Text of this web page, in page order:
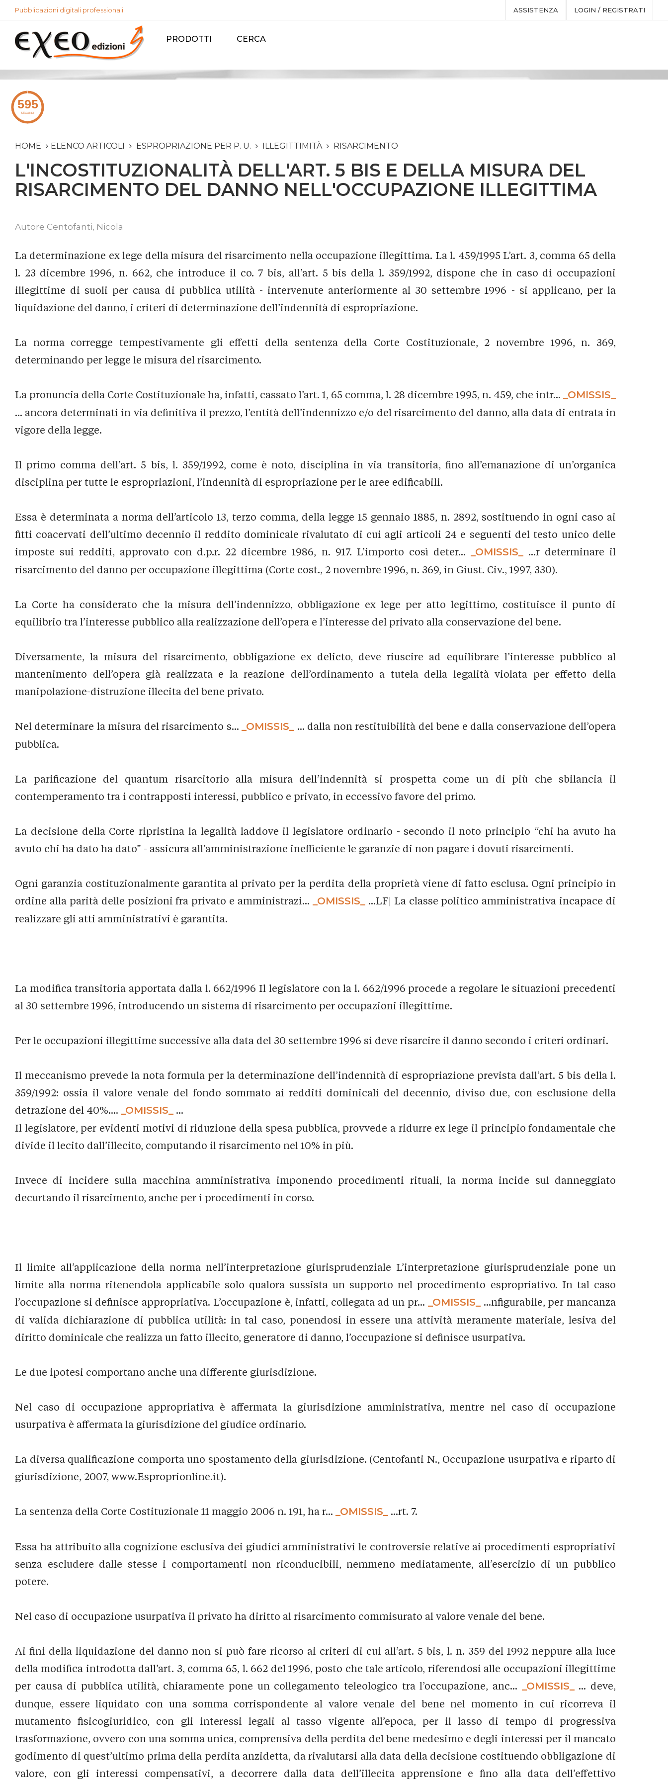
Pubblicazioni digitali professionali ASSISTENZA LOGIN / REGISTRATI
PRODOTTI CERCA
HOME ELENCO ARTICOLI ESPROPRIAZIONE PER P. U. ILLEGITTIMITÀ RISARCIMENTO
L'INCOSTITUZIONALITÀ DELL'ART. 5 BIS E DELLA MISURA DEL
RISARCIMENTO DEL DANNO NELL'OCCUPAZIONE ILLEGITTIMA
Autore Centofanti, Nicola
La determinazione ex lege della misura del risarcimento nella occupazione illegittima. La l. 459/1995 L’art. 3, comma 65 della
l. 23 dicembre 1996, n. 662, che introduce il co. 7 bis, all’art. 5 bis della l. 359/1992, dispone che in caso di occupazioni
illegittime di suoli per causa di pubblica utilità - intervenute anteriormente al 30 settembre 1996 - si applicano, per la
liquidazione del danno, i criteri di determinazione dell’indennità di espropriazione.
La norma corregge tempestivamente gli effetti della sentenza della Corte Costituzionale, 2 novembre 1996, n. 369,
determinando per legge le misura del risarcimento.
La pronuncia della Corte Costituzionale ha, infatti, cassato l’art. 1, 65 comma, l. 28 dicembre 1995, n. 459, che intr... _OMISSIS_
... ancora determinati in via definitiva il prezzo, l’entità dell’indennizzo e/o del risarcimento del danno, alla data di entrata in
vigore della legge.
Il primo comma dell’art. 5 bis, l. 359/1992, come è noto, disciplina in via transitoria, fino all’emanazione di un’organica
disciplina per tutte le espropriazioni, l’indennità di espropriazione per le aree edificabili.
Essa è determinata a norma dell’articolo 13, terzo comma, della legge 15 gennaio 1885, n. 2892, sostituendo in ogni caso ai
fitti coacervati dell’ultimo decennio il reddito dominicale rivalutato di cui agli articoli 24 e seguenti del testo unico delle
imposte sui redditi, approvato con d.p.r. 22 dicembre 1986, n. 917. L’importo così deter...
_OMISSIS_
...r determinare il
risarcimento del danno per occupazione illegittima (Corte cost., 2 novembre 1996, n. 369, in Giust. Civ., 1997, 330).
La Corte ha considerato che la misura dell’indennizzo, obbligazione ex lege per atto legittimo, costituisce il punto di
equilibrio tra l’interesse pubblico alla realizzazione dell’opera e l’interesse del privato alla conservazione del bene.
Diversamente, la misura del risarcimento, obbligazione ex delicto, deve riuscire ad equilibrare l’interesse pubblico al
mantenimento dell’opera già realizzata e la reazione dell’ordinamento a tutela della legalità violata per effetto della
manipolazione-distruzione illecita del bene privato.
Nel determinare la misura del risarcimento s... _OMISSIS_
... dalla non restituibilità del bene e dalla conservazione dell’opera
pubblica.
La parificazione del quantum risarcitorio alla misura dell’indennità si prospetta come un di più che sbilancia il
contemperamento tra i contrapposti interessi, pubblico e privato, in eccessivo favore del primo.
La decisione della Corte ripristina la legalità laddove il legislatore ordinario - secondo il noto principio “chi ha avuto ha
avuto chi ha dato ha dato” - assicura all’amministrazione inefficiente le garanzie di non pagare i dovuti risarcimenti.
Ogni garanzia costituzionalmente garantita al privato per la perdita della proprietà viene di fatto esclusa. Ogni principio in
ordine alla parità delle posizioni fra privato e amministrazi...
_OMISSIS_
...LF| La classe politico amministrativa incapace di
realizzare gli atti amministrativi è garantita.
La modifica transitoria apportata dalla l. 662/1996 Il legislatore con la l. 662/1996 procede a regolare le situazioni precedenti
al 30 settembre 1996, introducendo un sistema di risarcimento per occupazioni illegittime.
Per le occupazioni illegittime successive alla data del 30 settembre 1996 si deve risarcire il danno secondo i criteri ordinari.
Il meccanismo prevede la nota formula per la determinazione dell’indennità di espropriazione prevista dall’art. 5 bis della l.
359/1992: ossia il valore venale del fondo sommato ai redditi dominicali del decennio, diviso due, con esclusione della
detrazione del 40%....
_OMISSIS_
...
Il legislatore, per evidenti motivi di riduzione della spesa pubblica, provvede a ridurre ex lege il principio fondamentale che
divide il lecito dall’illecito, computando il risarcimento nel 10% in più.
Invece di incidere sulla macchina amministrativa imponendo procedimenti rituali, la norma incide sul danneggiato
decurtando il risarcimento, anche per i procedimenti in corso.
Il limite all’applicazione della norma nell’interpretazione giurisprudenziale L’interpretazione giurisprudenziale pone un
limite alla norma ritenendola applicabile solo qualora sussista un supporto nel procedimento espropriativo. In tal caso
l’occupazione si definisce appropriativa. L’occupazione è, infatti, collegata ad un pr...
_OMISSIS_
...nfigurabile, per mancanza
di valida dichiarazione di pubblica utilità: in tal caso, ponendosi in essere una attività meramente materiale, lesiva del
diritto dominicale che realizza un fatto illecito, generatore di danno, l’occupazione si definisce usurpativa.
Le due ipotesi comportano anche una differente giurisdizione.
Nel caso di occupazione appropriativa è affermata la giurisdizione amministrativa, mentre nel caso di occupazione
usurpativa è affermata la giurisdizione del giudice ordinario.
La diversa qualificazione comporta uno spostamento della giurisdizione. (Centofanti N., Occupazione usurpativa e riparto di
giurisdizione, 2007, www.Esproprionline.it).
La sentenza della Corte Costituzionale 11 maggio 2006 n. 191, ha r... _OMISSIS_ ...rt. 7.
Essa ha attribuito alla cognizione esclusiva dei giudici amministrativi le controversie relative ai procedimenti espropriativi
senza escludere dalle stesse i comportamenti non riconducibili, nemmeno mediatamente, all’esercizio di un pubblico
potere.
Nel caso di occupazione usurpativa il privato ha diritto al risarcimento commisurato al valore venale del bene.
Ai fini della liquidazione del danno non si può fare ricorso ai criteri di cui all’art. 5 bis, l. n. 359 del 1992 neppure alla luce
della modifica introdotta dall’art. 3, comma 65, l. 662 del 1996, posto che tale articolo, riferendosi alle occupazioni illegittime
per causa di pubblica utilità, chiaramente pone un collegamento teleologico tra l’occupazione, anc...
_OMISSIS_
... deve,
dunque, essere liquidato con una somma corrispondente al valore venale del bene nel momento in cui ricorreva il
mutamento fisicogiuridico, con gli interessi legali al tasso vigente all’epoca, per il lasso di tempo di progressiva
trasformazione, ovvero con una somma unica, comprensiva della perdita del bene medesimo e degli interessi per il mancato
godimento di quest’ultimo prima della perdita anzidetta, da rivalutarsi alla data della decisione costituendo obbligazione di
valore, con gli interessi compensativi, a decorrere dalla data dell’illecita apprensione e fino alla data dell’effettivo